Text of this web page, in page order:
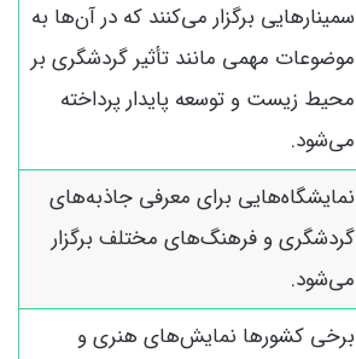
سمینارهایی برگزار می‌کنند که در آن‌ها به
موضوعات مهمی مانند تأثیر گردشگری بر
محیط زیست و توسعه پایدار پرداخته
می‌شود.
نمایشگاه‌هایی برای معرفی جاذبه‌های
گردشگری و فرهنگ‌های مختلف برگزار
می‌شود.
برخی کشورها نمایش‌های هنری و